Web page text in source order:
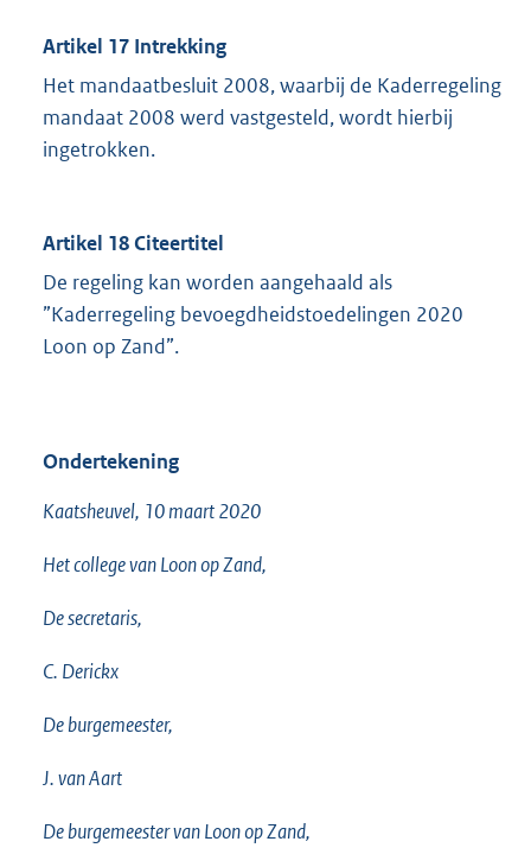
Artikel 17 Intrekking
Het mandaatbesluit 2008, waarbij de Kaderregeling
mandaat 2008 werd vastgesteld, wordt hierbij
ingetrokken.
Artikel 18 Citeertitel
De regeling kan worden aangehaald als
”Kaderregeling bevoegdheidstoedelingen 2020
Loon op Zand”.
Ondertekening
Kaatsheuvel, 10 maart 2020
Het college van Loon op Zand,
De secretaris,
C. Derickx
De burgemeester,
J. van Aart
De burgemeester van Loon op Zand,